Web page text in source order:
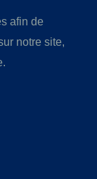
afin de
notre site,